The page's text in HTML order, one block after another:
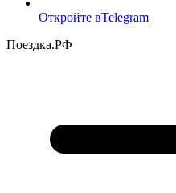
Откройте вTelegram
Поездка.РФ